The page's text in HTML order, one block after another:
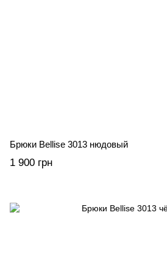
Брюки Bellise 3013 нюдовый
1 900 грн